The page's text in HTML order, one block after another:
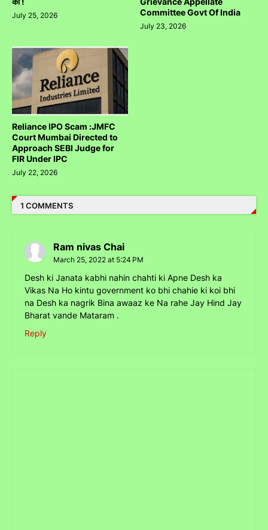
July 25, 2026
Committee Govt Of India
July 23, 2026
Reliance IPO Scam :JMFC
Court Mumbai Directed to
Approach SEBI Judge for
FIR Under IPC
July 22, 2026
1 COMMENTS
Ram nivas Chai
March 25, 2022 at 5:24 PM
Desh ki Janata kabhi nahin chahti ki Apne Desh ka
Vikas Na Ho kintu government ko bhi chahie ki koi bhi
na Desh ka nagrik Bina awaaz ke Na rahe Jay Hind Jay
Bharat vande Mataram .
Reply